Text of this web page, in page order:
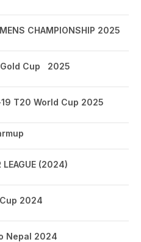
CHAMPIONSHIP 2025
Gold Cup 2025
19 T20 World Cup 2025
LEAGUE (2024)
2024
Nepal 2024